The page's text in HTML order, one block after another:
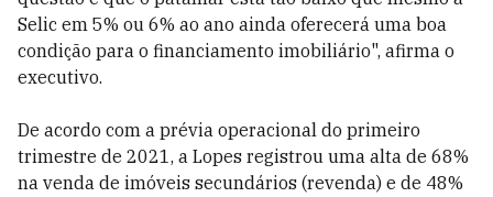
Selic em 5% ou 6% ao ano ainda oferecerá uma boa
condição para o financiamento imobiliário", afirma o
executivo.
De acordo com a prévia operacional do primeiro
trimestre de 2021, a Lopes registrou uma alta de 68%
na venda de imóveis secundários (revenda) e de 48%